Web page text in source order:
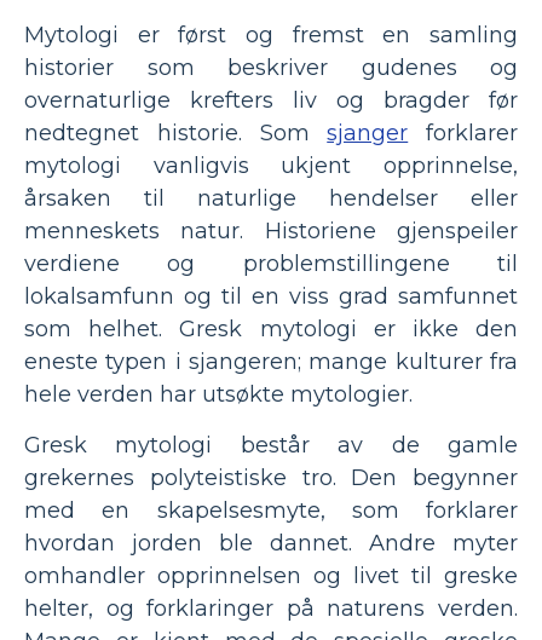
Mytologi er først og fremst en samling
historier som beskriver gudenes og
overnaturlige krefters liv og bragder før
nedtegnet historie. Somsjanger forklarer
mytologi vanligvis ukjent opprinnelse,
årsaken til naturlige hendelser eller
menneskets natur. Historiene gjenspeiler
verdiene og problemstillingene til
lokalsamfunn og til en viss grad samfunnet
som helhet. Gresk mytologi er ikke den
eneste typen i sjangeren; mange kulturer fra
hele verden har utsøkte mytologier.
Gresk mytologi består av de gamle
grekernes polyteistiske tro. Den begynner
med en skapelsesmyte, som forklarer
hvordan jorden ble dannet. Andre myter
omhandler opprinnelsen og livet til greske
helter, og forklaringer på naturens verden.